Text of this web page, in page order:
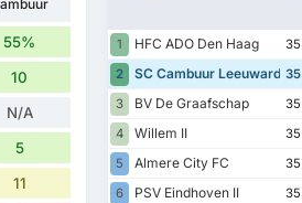
55%
10
N/A
5
11
1 HFC ADO Den Haag 35
2
SC Cambuur Leeuwarden
35
3
BV De Graafschap 35
4
Willem II 35
5
Almere City FC 35
6
PSV Eindhoven II 35